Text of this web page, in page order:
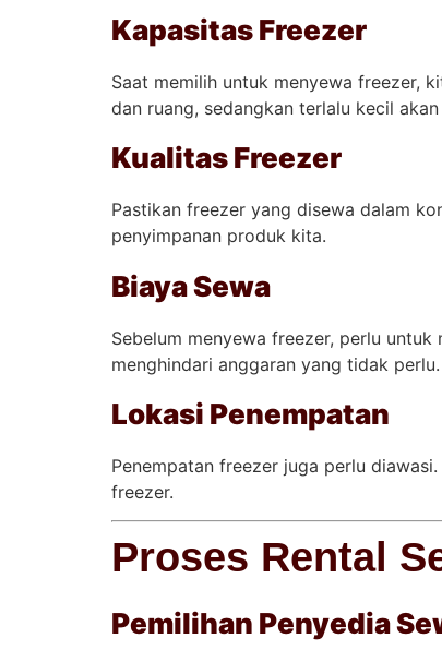
Kapasitas Freezer
Saat memilih untuk menyewa freezer,
dan ruang, sedangkan terlalu kecil
Kualitas Freezer
Pastikan freezer yang disewa dalam
penyimpanan produk kita.
Biaya Sewa
Sebelum menyewa freezer, perlu
menghindari anggaran yang tidak perlu.
Lokasi Penempatan
Penempatan freezer juga perlu
freezer.
Proses Rental
Pemilihan Penyedia